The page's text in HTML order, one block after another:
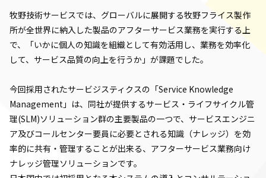
牧野技術サービスでは、グローバルに展開する牧野フライス製作
所が全世界に納入した製品のアフターサービス業務を実行する上
で、「いかに個人の知識を組織として有効活用し、業務を効率化
して、サービス品質の向上を行うか」が課題でした。
今回採用されたサービジスティクスの「Service Knowledge
Management」は、同社が提供するサービス・ライフサイクル管
理(SLM)ソリューション群の主要製品の一つで、サービスエンジニ
ア及びコールセンター要員に必要とされる知識（ナレッジ）を効
率的に共有・管理することが出来る、アフターサービス業務向け
ナレッジ管理ソリューションです。